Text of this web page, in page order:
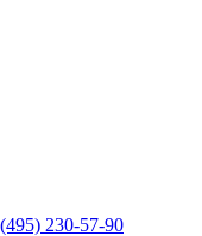
230-57-90